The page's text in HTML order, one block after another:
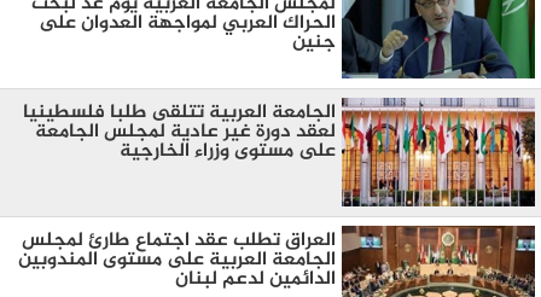
الحراك العربي لمواجهة العدوان على
جنين
الجامعة العربية تتلقى طلبا فلسطينيا
لعقد دورة غير عادية لمجلس الجامعة
على مستوى وزراء الخارجية
العراق تطلب عقد اجتماع طارئ لمجلس
الجامعة العربية على مستوى المندوبين
الدائمين لدعم لبنان